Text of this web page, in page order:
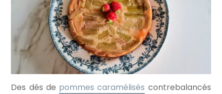
Des dés de pommes caramélisés contrebalancés